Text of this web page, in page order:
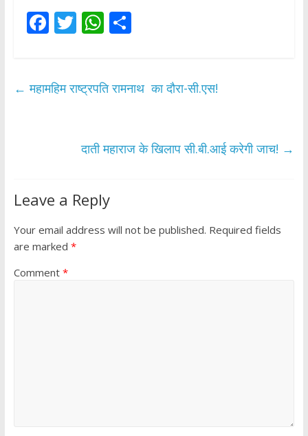
F
b
T
er
W
s
p
S
e
← महामहिम राष्ट्रपति रामनाथ का दौरा-सी.एस!
दाती महाराज के खिलाप सी.बी.आई करेगी जाच! →
Leave a Reply
Your email address will not be published. Required fields
are marked *
Comment *